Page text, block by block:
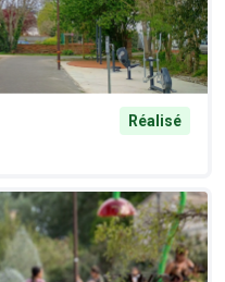
Réalisé